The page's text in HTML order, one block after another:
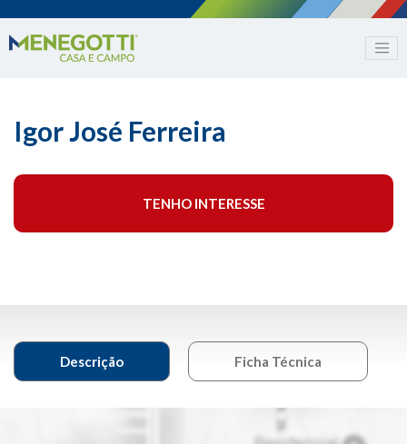
Igor José Ferreira
TENHO INTERESSE
Descrição Ficha Técnica